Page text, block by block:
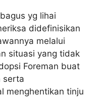
yg lihai
didefinisikan
melalui
situasi yang tidak
Foreman buat
serta
menghentikan tinju